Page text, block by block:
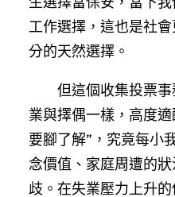
工作選擇，這也是社
分的天然選擇。
但這個收集投票
業與擇偶一樣，高度
要腳了解”，究竟每小
念價值、家庭周遭的
歧。在失業壓力上升